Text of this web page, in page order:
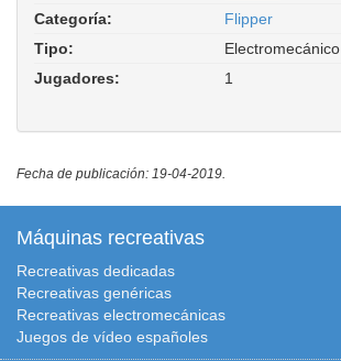
Categoría:
Flipper
Tipo:
Electromecánico
Jugadores:
1
Fecha de publicación: 19-04-2019.
Máquinas recreativas
Recreativas dedicadas
Recreativas genéricas
Recreativas electromecánicas
Juegos de vídeo españoles